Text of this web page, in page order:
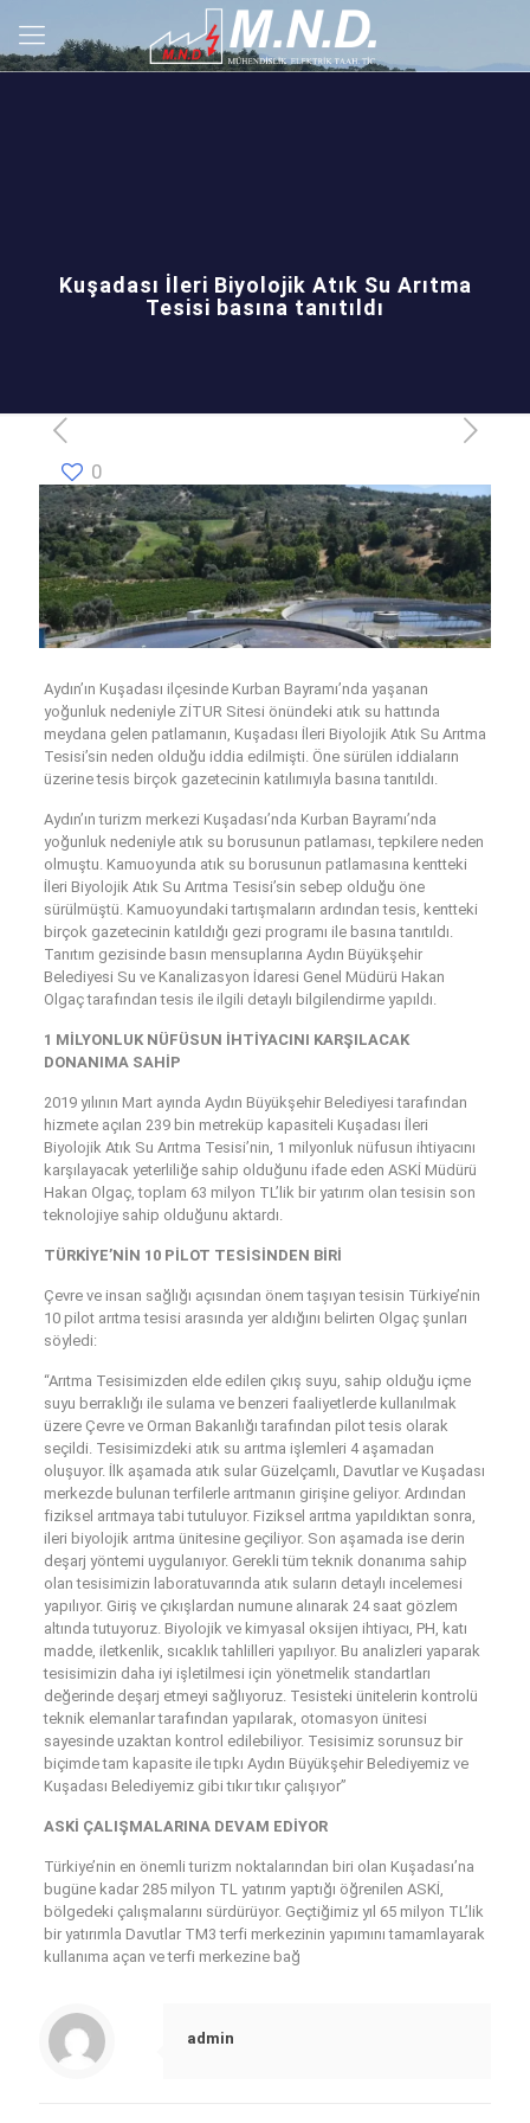
Kuşadası İleri Biyolojik Atık Su Arıtma
Tesisi basına tanıtıldı
0
Aydın’ın Kuşadası ilçesinde Kurban Bayramı’nda yaşanan
yoğunluk nedeniyle ZİTUR Sitesi önündeki atık su hattında
meydana gelen patlamanın, Kuşadası İleri Biyolojik Atık Su Arıtma
Tesisi’sin neden olduğu iddia edilmişti. Öne sürülen iddiaların
üzerine tesis birçok gazetecinin katılımıyla basına tanıtıldı.
Aydın’ın turizm merkezi Kuşadası’nda Kurban Bayramı’nda
yoğunluk nedeniyle atık su borusunun patlaması, tepkilere neden
olmuştu. Kamuoyunda atık su borusunun patlamasına kentteki
İleri Biyolojik Atık Su Arıtma Tesisi’sin sebep olduğu öne
sürülmüştü. Kamuoyundaki tartışmaların ardından tesis, kentteki
birçok gazetecinin katıldığı gezi programı ile basına tanıtıldı.
Tanıtım gezisinde basın mensuplarına Aydın Büyükşehir
Belediyesi Su ve Kanalizasyon İdaresi Genel Müdürü Hakan
Olgaç tarafından tesis ile ilgili detaylı bilgilendirme yapıldı.
1 MİLYONLUK NÜFÜSUN İHTİYACINI KARŞILACAK
DONANIMA SAHİP
2019 yılının Mart ayında Aydın Büyükşehir Belediyesi tarafından
hizmete açılan 239 bin metreküp kapasiteli Kuşadası İleri
Biyolojik Atık Su Arıtma Tesisi’nin, 1 milyonluk nüfusun ihtiyacını
karşılayacak yeterliliğe sahip olduğunu ifade eden ASKİ Müdürü
Hakan Olgaç, toplam 63 milyon TL’lik bir yatırım olan tesisin son
teknolojiye sahip olduğunu aktardı.
TÜRKİYE’NİN 10 PİLOT TESİSİNDEN BİRİ
Çevre ve insan sağlığı açısından önem taşıyan tesisin Türkiye’nin
10 pilot arıtma tesisi arasında yer aldığını belirten Olgaç şunları
söyledi:
“Arıtma Tesisimizden elde edilen çıkış suyu, sahip olduğu içme
suyu berraklığı ile sulama ve benzeri faaliyetlerde kullanılmak
üzere Çevre ve Orman Bakanlığı tarafından pilot tesis olarak
seçildi. Tesisimizdeki atık su arıtma işlemleri 4 aşamadan
oluşuyor. İlk aşamada atık sular Güzelçamlı, Davutlar ve Kuşadası
merkezde bulunan terfilerle arıtmanın girişine geliyor. Ardından
fiziksel arıtmaya tabi tutuluyor. Fiziksel arıtma yapıldıktan sonra,
ileri biyolojik arıtma ünitesine geçiliyor. Son aşamada ise derin
deşarj yöntemi uygulanıyor. Gerekli tüm teknik donanıma sahip
olan tesisimizin laboratuvarında atık suların detaylı incelemesi
yapılıyor. Giriş ve çıkışlardan numune alınarak 24 saat gözlem
altında tutuyoruz. Biyolojik ve kimyasal oksijen ihtiyacı, PH, katı
madde, iletkenlik, sıcaklık tahlilleri yapılıyor. Bu analizleri yaparak
tesisimizin daha iyi işletilmesi için yönetmelik standartları
değerinde deşarj etmeyi sağlıyoruz. Tesisteki ünitelerin kontrolü
teknik elemanlar tarafından yapılarak, otomasyon ünitesi
sayesinde uzaktan kontrol edilebiliyor. Tesisimiz sorunsuz bir
biçimde tam kapasite ile tıpkı Aydın Büyükşehir Belediyemiz ve
Kuşadası Belediyemiz gibi tıkır tıkır çalışıyor”
ASKİ ÇALIŞMALARINA DEVAM EDİYOR
Türkiye’nin en önemli turizm noktalarından biri olan Kuşadası’na
bugüne kadar 285 milyon TL yatırım yaptığı öğrenilen ASKİ,
bölgedeki çalışmalarını sürdürüyor. Geçtiğimiz yıl 65 milyon TL’lik
bir yatırımla Davutlar TM3 terfi merkezinin yapımını tamamlayarak
kullanıma açan ve terfi merkezine bağ
admin